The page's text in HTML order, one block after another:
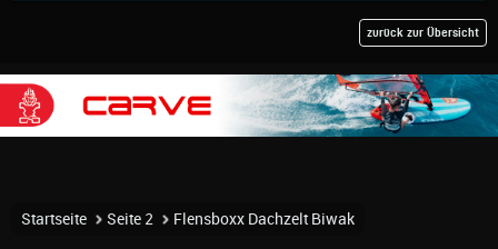
zurück zur Übersicht
Startseite Seite 2 Flensboxx Dachzelt Biwak